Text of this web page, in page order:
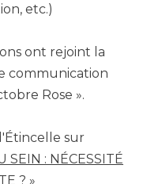
etc.)
ont rejoint la
communication
Rose ».
sur
SEIN : NÉCESSITÉ
? »